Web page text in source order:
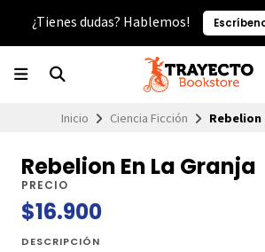
¿Tienes dudas? Hablemos!
Inicio Ciencia Ficción Rebelion
Rebelion En La Granja
PRECIO
$16.900
DESCRIPCIÓN